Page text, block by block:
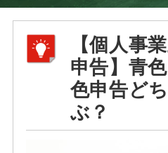
スモールビジネスのいろは
のノウハウ～
【個人事
申告】青
色申告ど
ぶ？